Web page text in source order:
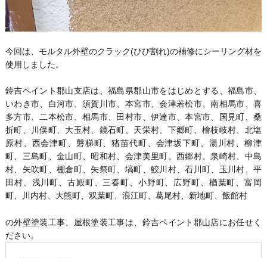
今回は、モルタル外壁のクラック(ひび割れ)の補修にシーリング材を
使用しました。
鈴吉ペイント郡山支店は、福島県郡山市をはじめとする、福島市、
いわき市、白河市、須賀川市、本宮市、会津若松市、南相馬市、喜
多方市、二本松市、相馬市、田村市、伊達市、本宮市、国見町、桑
折町、川俣町、大玉村、鏡石町、天栄村、下郷町、檜枝岐村、北塩
原村、西会津町、磐梯町、猪苗代町、会津坂下町、湯川村、柳津
町、三島町、金山町、昭和村、会津美里町、西郷村、泉崎村、中島
村、矢吹町、棚倉町、矢祭町、塙町、鮫川村、石川町、玉川村、平
田村、浅川町、古殿町、三春町、小野町、広野町、楢葉町、富岡
町、川内村、大熊町、双葉町、浪江町、葛尾村、新地町、飯館村
の外壁塗装工事、屋根塗装工事は、鈴吉ペイント郡山店にお任せく
ださい。